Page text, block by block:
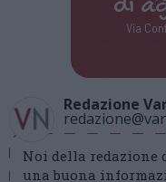
di
Via
Redazione
Noi della redazione
una buona